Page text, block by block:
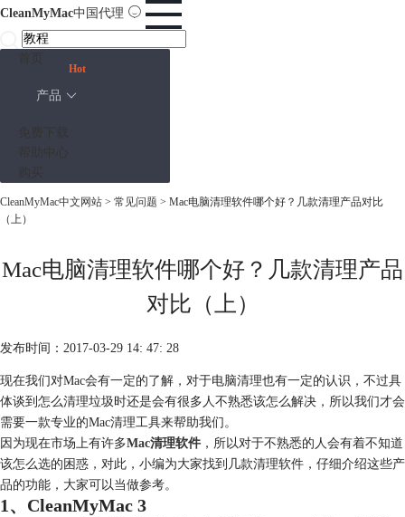
CleanMyMac中国代理
产品
Hot
CleanMyMac中文网站 > 常见问题 > Mac电脑清理软件哪个好？几款清理产品对比
（上）
Mac电脑清理软件哪个好？几款清理产品
对比（上）
发布时间：2017-03-29 14: 47: 28
现在我们对Mac会有一定的了解，对于电脑清理也有一定的认识，不过具
体谈到怎么清理垃圾时还是会有很多人不熟悉该怎么解决，所以我们才会
需要一款专业的Mac清理工具来帮助我们。
因为现在市场上有许多Mac清理软件，所以对于不熟悉的人会有着不知道
该怎么选的困惑，对此，小编为大家找到几款清理软件，仔细介绍这些产
品的功能，大家可以当做参考。
1、CleanMyMac 3